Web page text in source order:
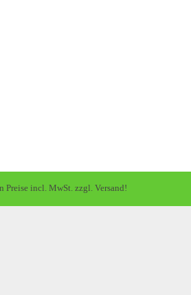
Preise incl. MwSt. zzgl. Versand!